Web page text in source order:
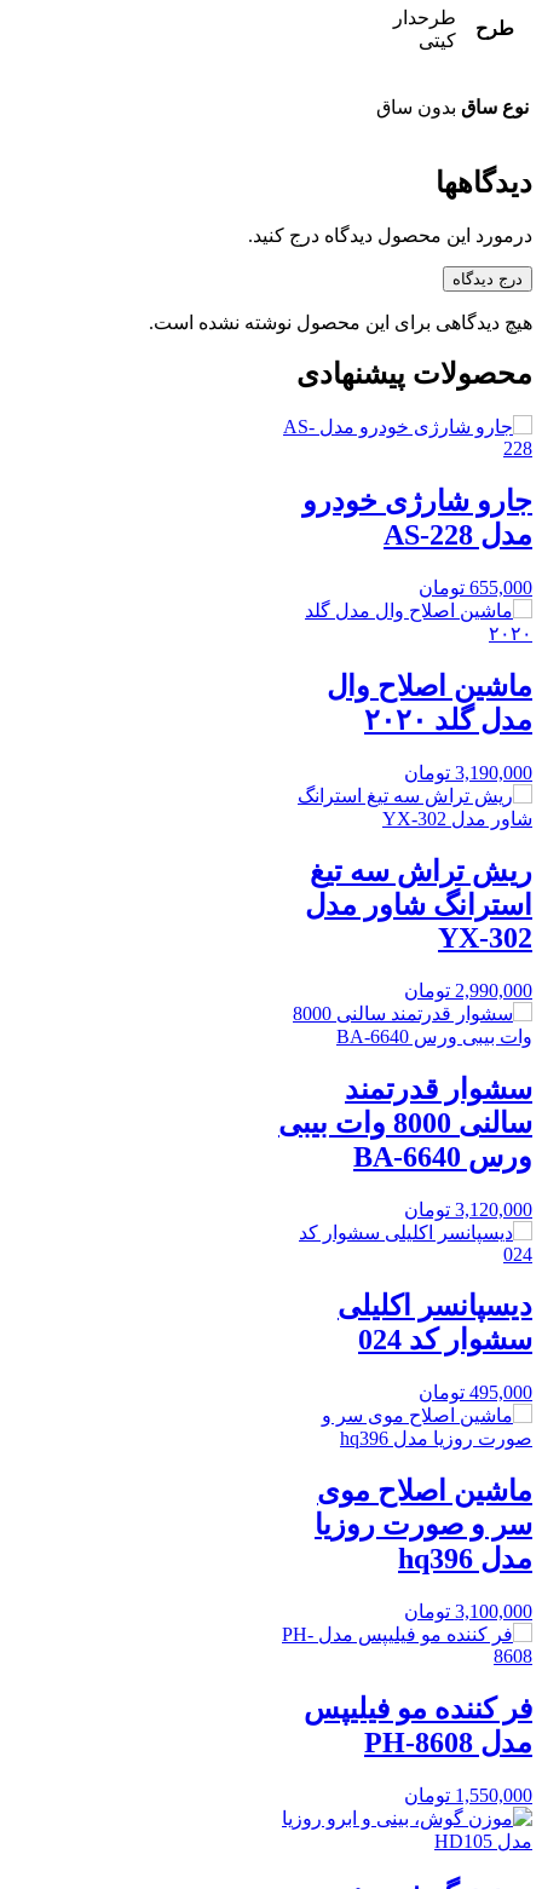
طرح
طرحدار
کیتی
نوع ساق بدون ساق
دیدگاهها
درمورد این محصول دیدگاه درج کنید.
درج دیدگاه
هیچ دیدگاهی برای این محصول نوشته نشده است.
محصولات پیشنهادی
جارو شارژی خودرو
مدل AS-228
655,000 تومان
ماشین اصلاح وال
مدل گلد ۲۰۲۰
3,190,000 تومان
ریش تراش سه تیغ
استرانگ شاور مدل
YX-302
2,990,000 تومان
سشوار قدرتمند
سالنی 8000 وات بیبی
ورس BA-6640
3,120,000 تومان
دیسپانسر اکلیلی
سشوار کد 024
495,000 تومان
ماشین اصلاح موی
سر و صورت روزیا
مدل hq396
3,100,000 تومان
فر کننده مو فیلیپس
مدل PH-8608
1,550,000 تومان